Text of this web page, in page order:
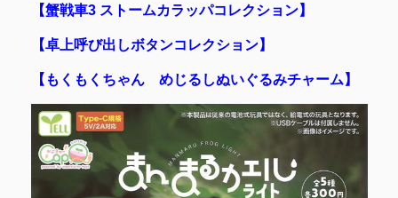
【蟹戦車3 ストームカラッパコレクション】
【卓上呼び出しボタンコレクション】
【もくもくちゃん めじるしぬいぐるみチャーム】